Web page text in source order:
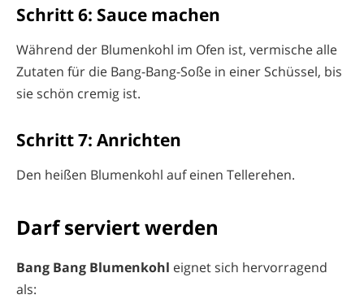
Schritt 6: Sauce machen
Während der Blumenkohl im Ofen ist, vermische alle
Zutaten für die Bang-Bang-Soße in einer Schüssel, bis
sie schön cremig ist.
Schritt 7: Anrichten
Den heißen Blumenkohl auf einen Tellerehen.
Darf serviert werden
Bang Bang Blumenkohl eignet sich hervorragend
als: